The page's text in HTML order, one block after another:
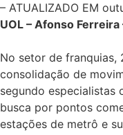
– ATUALIZADO EM
UOL – Afonso
No setor de franquias,
consolidação de
segundo especialistas
busca por pontos
estações de metrô e